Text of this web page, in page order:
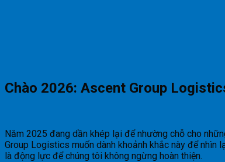
Chào 2026: Ascent Group
Năm 2025 đang dần khép lại để nhường chỗ cho
Group Logistics muốn dành khoảnh khắc này để nhìn
là động lực để chúng tôi không ngừng hoàn thiện.